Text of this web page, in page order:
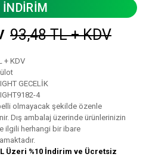
İNDİRİM
93,48 TL + KDV
+ KDV
GECELİK
4
olmayacak şekilde özenle
Dış ambalaj üzerinde ürünlerinizin
ilgili herhangi bir ibare
Üzeri %10 İndirim ve Ücretsiz